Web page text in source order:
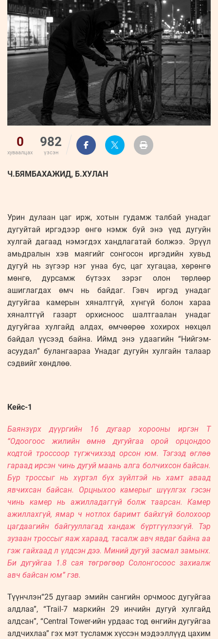
Бүртгүүлэх
Нэвтрэх
Бизнес
хөгжил
ФОТО
УРЛАГ
ҮНДЭСНИЙ
МЭДЭЭЛЛИЙН
ТӨВ
ВИДЕО
ZUUNII
MEDEE
WEEKLY
0
хуваалцах
982
үзсэн
Ч.БЯМБАХАЖИД, Б.ХУЛАН
Урин дулаан цаг ирж, хотын гудамж талбай унадаг
дугуйтай иргэдээр өнгө нэмж буй энэ үед дугуйн
хулгай дагаад нэмэгдэх хандлагатай болжээ. Эрүүл
амьдралын хэв маягийг сонгосон иргэдийн хувьд
дугуй нь зүгээр нэг унаа бус, цаг хугацаа, хөрөнгө
мөнгө, дурсамж бүтээх зэрэг олон төрлөөр
ашиглагдах өмч нь байдаг. Гэвч иргэд унадаг
дугуйгаа камерын хяналтгүй, хүнгүй болон хараа
хяналтгүй газарт орхисноос шалтгаалан унадаг
дугуйгаа хулгайд алдах, өмчөөрөө хохирох нөхцөл
байдал үүсээд байна. Иймд энэ удаагийн “Нийгэм-
асуудал” булангаараа Унадаг дугуйн хулгайн талаар
сэдвийг хөндлөө.
Кейс-1
Баянзүрх дүүргийн 16 дугаар хорооны иргэн Т
“Одоогоос жилийн өмнө дугуйгаа орой орцондоо
кодтой троссоор түгжчихээд орсон юм. Тэгээд өглөө
гараад ирсэн чинь дугуй маань алга болчихсон байсан.
Бүр троссыг нь хүртэл бүх зүйлтэй нь хамт аваад
явчихсан байсан. Орцныхоо камерыг шүүлгэх гэсэн
чинь камер нь ажилладаггүй болж таарсан. Камер
ажиллахгүй, ямар ч нотлох баримт байхгүй болохоор
цагдаагийн байгууллагад хандаж бүртгүүлээгүй. Тэр
зузаан троссыг яаж хараад, тасалж авч явдаг байна аа
гэж гайхаад л үлдсэн дээ. Миний дугуй засмал замынх.
Би дугуйгаа 1.8 сая төгрөгөөр Солонгосоос захиалж
авч байсан юм” гэв.
Түүнчлэн“25 дугаар эмийн сангийн орчмоос дугуйгаа
алдлаа”, “Trail-7 маркийн 29 инчийн дугуй хулгайд
алдсан”, “Central Tower-ийн урдаас тод өнгийн дугуйгаа
алдчихлаа” гэх мэт тусламж хүссэн мэдээллүүд цахим